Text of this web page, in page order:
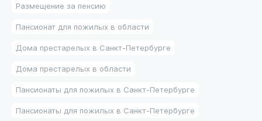
Размещение за пенсию
Пансионат для пожилых в области
Дома престарелых в Санкт-Петербурге
Дома престарелых в области
Пансионаты для пожилых в Санкт-Петербурге
Пансионаты для пожилых в Санкт-Петербурге